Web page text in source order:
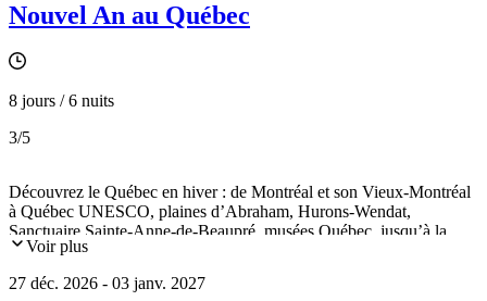
Nouvel An au Québec
8 jours / 6 nuits
3/5
Découvrez le Québec en hiver : de Montréal et son Vieux-Montréal
à Québec UNESCO, plaines d’Abraham, Hurons-Wendat,
Sanctuaire Sainte-Anne-de-Beaupré, musées Québec, jusqu’à la
Mauricie et son auberge de charme. Héritage français, nature
Voir plus
27 déc. 2026 - 03 janv. 2027